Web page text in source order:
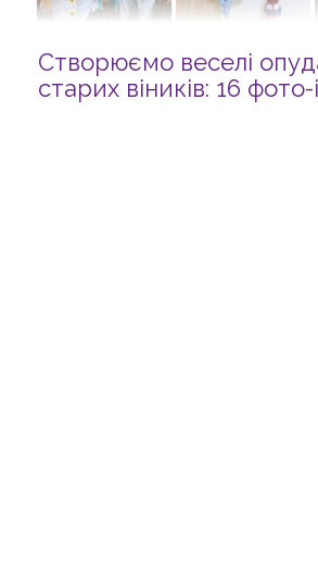
Створюємо веселі
старих віників: 16 фото-